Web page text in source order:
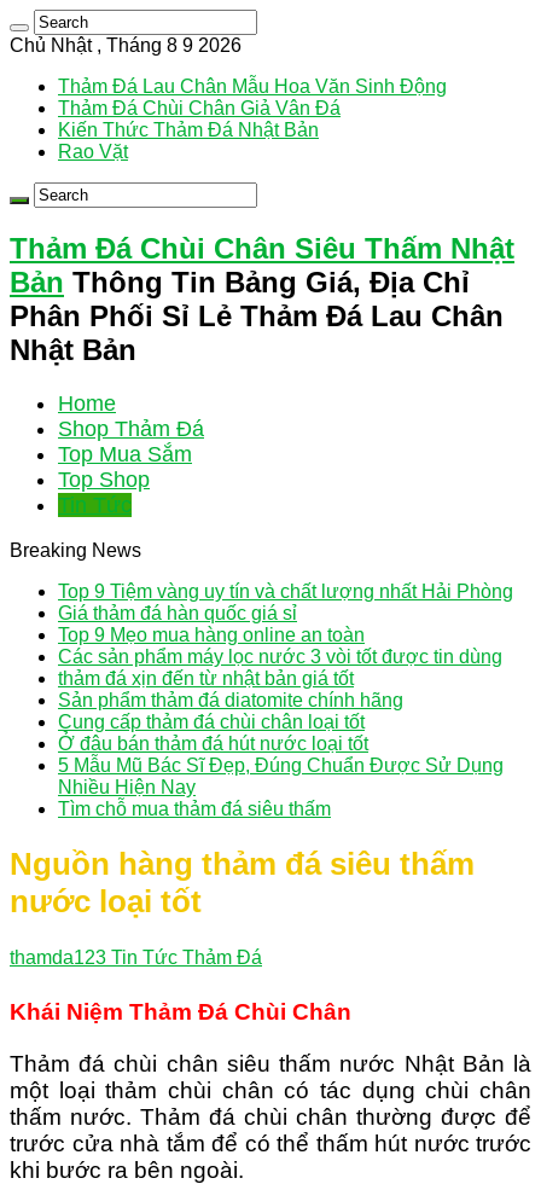
Chủ Nhật , Tháng 8 9 2026
Thảm Đá Lau Chân Mẫu Hoa Văn Sinh Động
Thảm Đá Chùi Chân Giả Vân Đá
Kiến Thức Thảm Đá Nhật Bản
Rao Vặt
Thảm Đá Chùi Chân Siêu Thấm Nhật
Bản Thông Tin Bảng Giá, Địa Chỉ
Phân Phối Sỉ Lẻ Thảm Đá Lau Chân
Nhật Bản
Home
Shop Thảm Đá
Top Mua Sắm
Top Shop
Tin Tức
Breaking News
Top 9 Tiệm vàng uy tín và chất lượng nhất Hải Phòng
Giá thảm đá hàn quốc giá sỉ
Top 9 Mẹo mua hàng online an toàn
Các sản phẩm máy lọc nước 3 vòi tốt được tin dùng
thảm đá xịn đến từ nhật bản giá tốt
Sản phẩm thảm đá diatomite chính hãng
Cung cấp thảm đá chùi chân loại tốt
Ở đâu bán thảm đá hút nước loại tốt
5 Mẫu Mũ Bác Sĩ Đẹp, Đúng Chuẩn Được Sử Dụng
Nhiều Hiện Nay
Tìm chỗ mua thảm đá siêu thấm
Nguồn hàng thảm đá siêu thấm
nước loại tốt
thamda123 Tin Tức Thảm Đá
Khái Niệm Thảm Đá Chùi Chân
Thảm đá chùi chân siêu thấm nước Nhật Bản là
một loại thảm chùi chân có tác dụng chùi chân
thấm nước. Thảm đá chùi chân thường được để
trước cửa nhà tắm để có thể thấm hút nước trước
khi bước ra bên ngoài.